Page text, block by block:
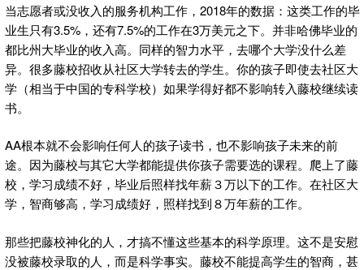
当志愿者或没收入的服务机构工作，2018年的数据：这类工作的毕
业生只有3.5%，还有7.5%的工作在3万美元之下。并非哈佛毕业的
都比州大毕业的收入高。同样的智力水平，去哪个大学没什么差
异。很多藤校招收从社区大学转去的学生。你的孩子即使去社区大
学（相当于中国的专科学校）如果学得好都不影响转入藤校继续读
书。
AA根本就不会影响任何人的孩子读书，也不影响孩子未来的前
途。因为藤校与其它大学都能提供你孩子需要选的课程。爬上了藤
校，学习成绩不好，毕业后照样找年薪３万以下的工作。在社区大
学，智商够高，学习成绩好，照样找到８万年薪的工作。
那些把藤校神化的人，才搞不懂这些基本的科学原理。这不是安慰
没被藤校录取的人，而是科学事实。藤校不能提高学生的智商，甚